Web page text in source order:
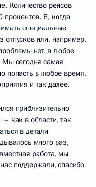
Количество рейсов
процентов. Я, когда
специальные
отпусков или, например,
нет, в любое
Мы сегодня самая
попасть в любое время,
и так далее.
приблизительно
как в области, так
в детали
много раз,
работа, мы
поддержали, спасибо